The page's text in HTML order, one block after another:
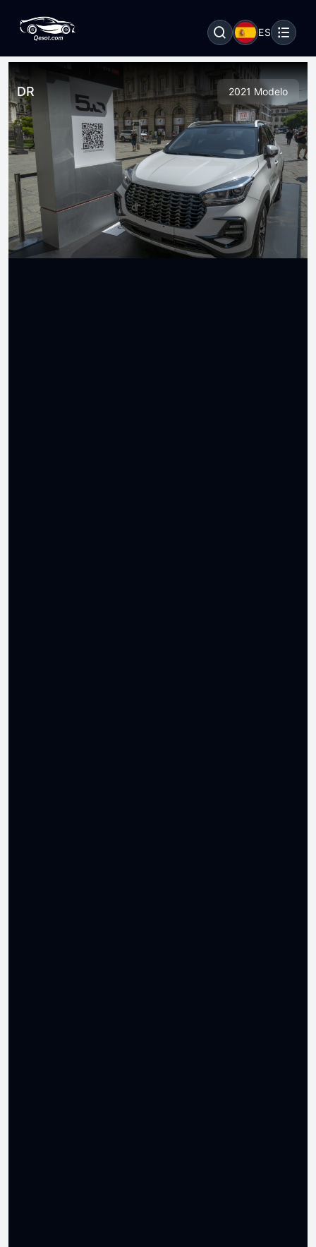
ES
DR 2021 Modelo